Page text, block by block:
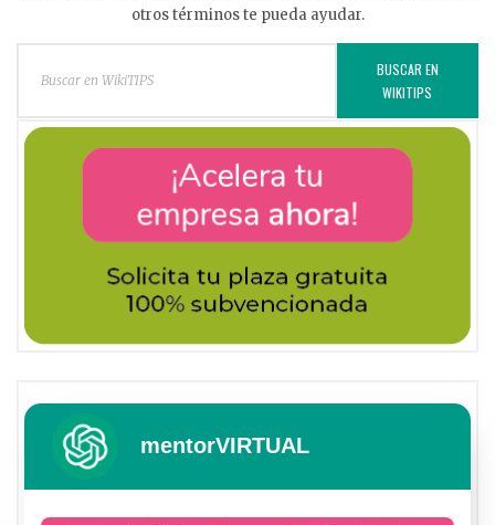
otros términos te pueda ayudar.
BUSCAR EN
WIKITIPS
mentorVIRTUAL